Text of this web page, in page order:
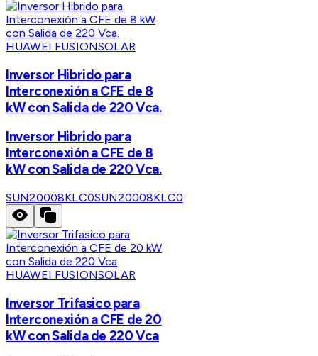
HUAWEI FUSIONSOLAR
Inversor Hibrido para
Interconexión a CFE de 8
kW con Salida de 220 Vca.
Inversor Hibrido para
Interconexión a CFE de 8
kW con Salida de 220 Vca.
SUN20008KLC0SUN20008KLC0
HUAWEI FUSIONSOLAR
Inversor Trifasico para
Interconexión a CFE de 20
kW con Salida de 220 Vca